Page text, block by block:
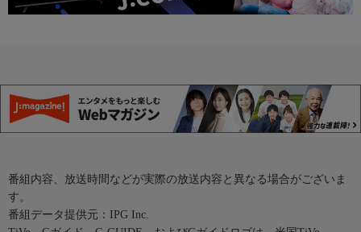
番組内容、放送時間などが実際の放送内容と異なる場合がございま
す。
番組データ提供元：IPG Inc.